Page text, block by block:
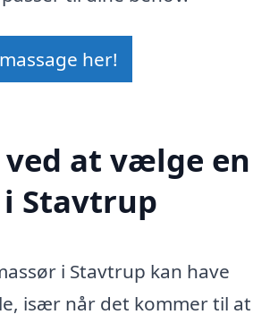
her!
ved at vælge en
Stavtrup
i Stavtrup kan have
især når det kommer til at